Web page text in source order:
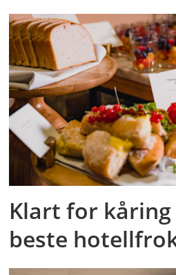
Klart for kåring
beste